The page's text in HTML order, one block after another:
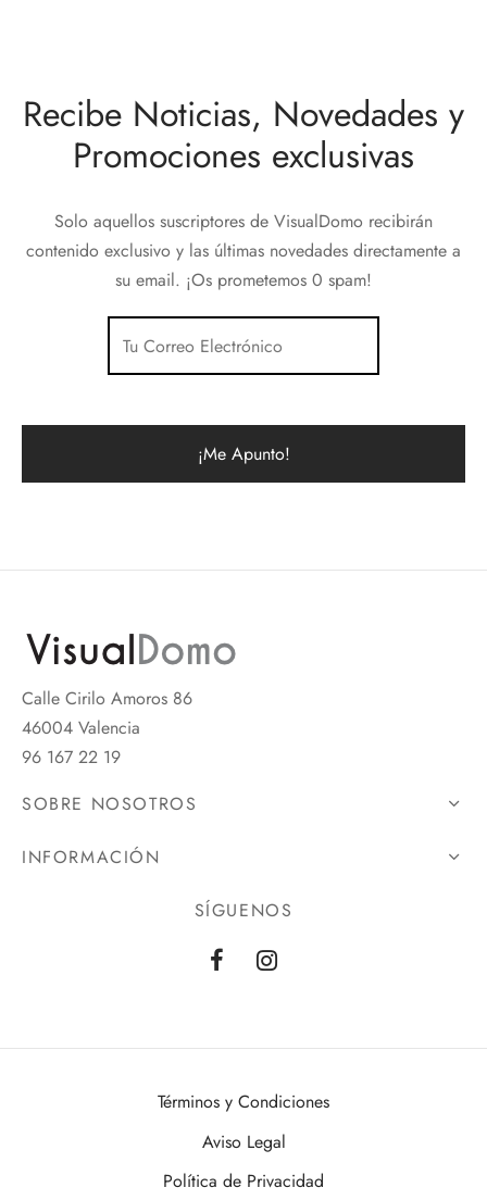
Recibe Noticias, Novedades y
Promociones exclusivas
Solo aquellos suscriptores de VisualDomo recibirán
contenido exclusivo y las últimas novedades directamente a
su email. ¡Os prometemos 0 spam!
Calle Cirilo Amoros 86
46004 Valencia
96 167 22 19
SOBRE NOSOTROS
INFORMACIÓN
SÍGUENOS
Términos y Condiciones
Aviso Legal
Política de Privacidad